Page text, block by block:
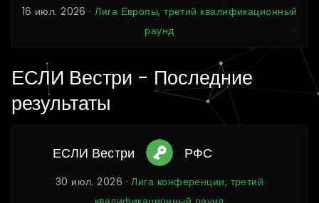
16 июл. 2026 ·Лига Европы, третий квалификационный
раунд
ЕСЛИ Вестри - Последние
результаты
ЕСЛИ Вестри РФС
30 июл. 2026 ·Лига конференции, третий